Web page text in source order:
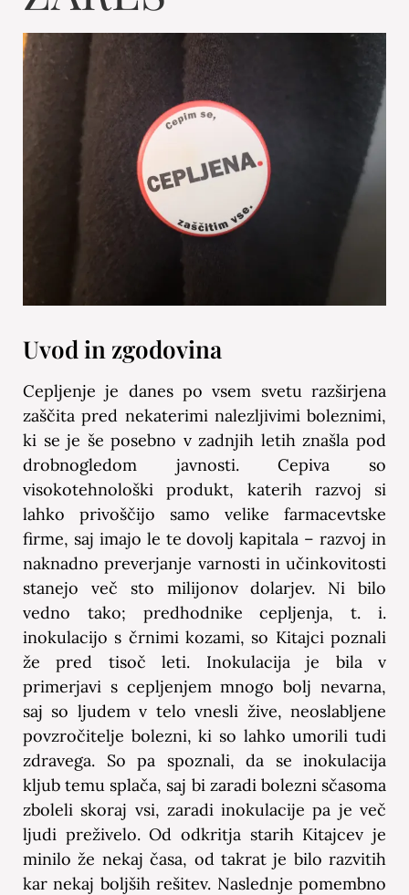
Uvod in zgodovina
Cepljenje je danes po vsem svetu razširjena
zaščita pred nekaterimi nalezljivimi boleznimi,
ki se je še posebno v zadnjih letih znašla pod
drobnogledom javnosti. Cepiva so
visokotehnološki produkt, katerih razvoj si
lahko privoščijo samo velike farmacevtske
firme, saj imajo le te dovolj kapitala – razvoj in
naknadno preverjanje varnosti in učinkovitosti
stanejo več sto milijonov dolarjev. Ni bilo
vedno tako; predhodnike cepljenja, t. i.
inokulacijo s črnimi kozami, so Kitajci poznali
že pred tisoč leti. Inokulacija je bila v
primerjavi s cepljenjem mnogo bolj nevarna,
saj so ljudem v telo vnesli žive, neoslabljene
povzročitelje bolezni, ki so lahko umorili tudi
zdravega. So pa spoznali, da se inokulacija
kljub temu splača, saj bi zaradi bolezni sčasoma
zboleli skoraj vsi, zaradi inokulacije pa je več
ljudi preživelo. Od odkritja starih Kitajcev je
minilo že nekaj časa, od takrat je bilo razvitih
kar nekaj boljših rešitev. Naslednje pomembno